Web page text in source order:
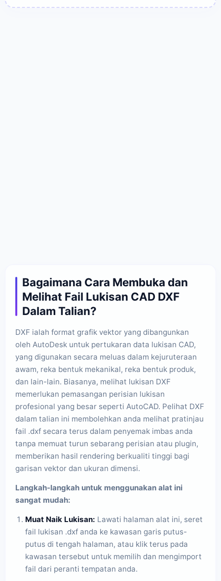
Bagaimana Cara Membuka dan
Melihat Fail Lukisan CAD DXF
Dalam Talian?
DXF ialah format grafik vektor yang dibangunkan
oleh AutoDesk untuk pertukaran data lukisan CAD,
yang digunakan secara meluas dalam kejuruteraan
awam, reka bentuk mekanikal, reka bentuk produk,
dan lain-lain. Biasanya, melihat lukisan DXF
memerlukan pemasangan perisian lukisan
profesional yang besar seperti AutoCAD. Pelihat DXF
dalam talian ini membolehkan anda melihat pratinjau
fail .dxf secara terus dalam penyemak imbas anda
tanpa memuat turun sebarang perisian atau plugin,
memberikan hasil rendering berkualiti tinggi bagi
garisan vektor dan ukuran dimensi.
Langkah-langkah untuk menggunakan alat ini
sangat mudah:
Muat Naik Lukisan: Lawati halaman alat ini, seret
fail lukisan .dxf anda ke kawasan garis putus-
putus di tengah halaman, atau klik terus pada
kawasan tersebut untuk memilih dan mengimport
fail dari peranti tempatan anda.